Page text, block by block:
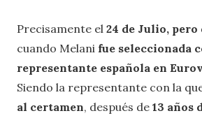
Precisamente el 24 de Julio, pero
cuando Melani fue seleccionada
representante española en
Siendo la representante con la
al certamen, después de 13 años